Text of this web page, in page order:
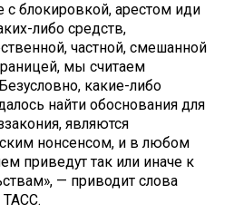
с блокировкой, арестом иди
либо средств,
частной, смешанной
мы считаем
какие-либо
найти обоснования для
являются
нонсенсом, и в любом
приведут так или иначе к
— приводит слова
ТАСС.